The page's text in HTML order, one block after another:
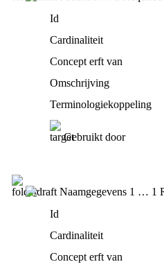
Id
Cardinaliteit
Concept erft van
Omschrijving
Terminologiekoppeling
Gebruikt door
Naamgegevens 1 … 1
Id
Cardinaliteit
Concept erft van